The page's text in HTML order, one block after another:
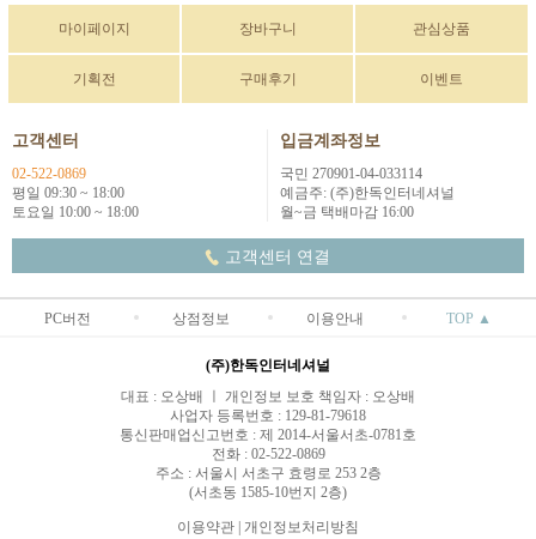
마이페이지 장바구니 관심상품
기획전 구매후기 이벤트
고객센터
02-522-0869
평일 09:30 ~ 18:00
토요일 10:00 ~ 18:00
입금계좌정보
국민 270901-04-033114
예금주: (주)한독인터네셔널
월~금 택배마감 16:00
고객센터 연결
PC버전 상점정보 이용안내 TOP ▲
(주)한독인터네셔널
대표 : 오상배 ㅣ 개인정보 보호 책임자 : 오상배
사업자 등록번호 : 129-81-79618
통신판매업신고번호 : 제 2014-서울서초-0781호
전화 : 02-522-0869
주소 : 서울시 서초구 효령로 253 2층
(서초동 1585-10번지 2층)
이용약관 | 개인정보처리방침